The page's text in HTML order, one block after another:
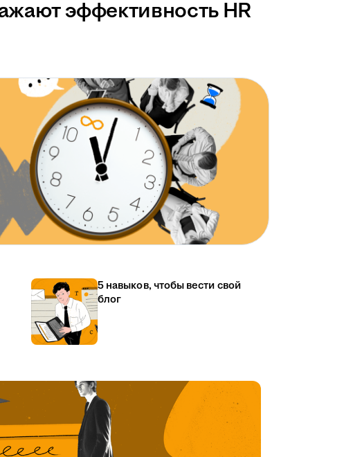
эффективность HR
5 навыков, чтобы вести свой
блог